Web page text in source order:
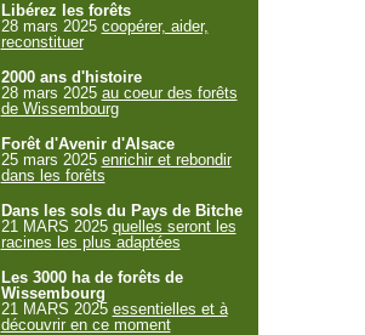
Libérez les forêts
28 mars 2025 coopérer, aider,
reconstituer
2000 ans d'histoire
28 mars 2025 au coeur des forêts
de Wissembourg
Forêt d'Avenir d'Alsace
25 mars 2025 enrichir et rebondir
dans les forêts
Dans les sols du Pays de Bitche
21 MARS 2025 quelles seront les
racines les plus adaptées
Les 3000 ha de forêts de
Wissembourg
21 MARS 2025 essentielles et à
découvrir en ce moment